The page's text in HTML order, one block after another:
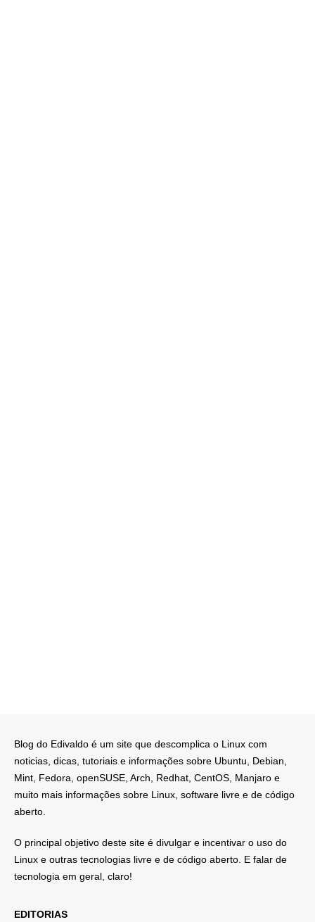
Blog do Edivaldo é um site que descomplica o Linux com
noticias, dicas, tutoriais e informações sobre Ubuntu, Debian,
Mint, Fedora, openSUSE, Arch, Redhat, CentOS, Manjaro e
muito mais informações sobre Linux, software livre e de código
aberto.
O principal objetivo deste site é divulgar e incentivar o uso do
Linux e outras tecnologias livre e de código aberto. E falar de
tecnologia em geral, claro!
EDITORIAS